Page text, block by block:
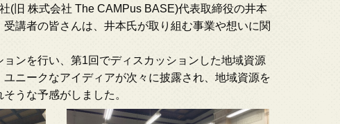
(旧 株式会社 The CAMPus BASE)代表取締役の井本
講者の皆さんは、井本氏が取り組む事業や想いに関
ンを行い、第1回でディスカッションした地域資源
ニークなアイディアが次々に披露され、地域資源を
うな予感がしました。